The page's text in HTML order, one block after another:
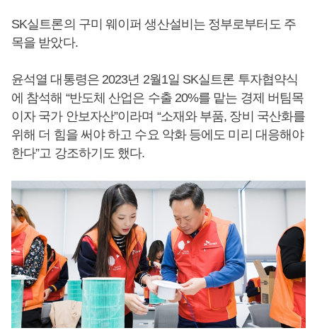
SK실트론의 구미 웨이퍼 생산설비는 정부로부터도 주
목을 받았다.
윤석열 대통령은 2023년 2월1일 SK실트론 투자협약식
에 참석해 “반도체 산업은 수출 20%를 맡는 경제 버팀목
이자 국가 안보자산”이라며 “소재와 부품, 장비 국산화를
위해 더 힘을 써야 하고 수요 악화 등에도 미리 대응해야
한다”고 강조하기도 했다.